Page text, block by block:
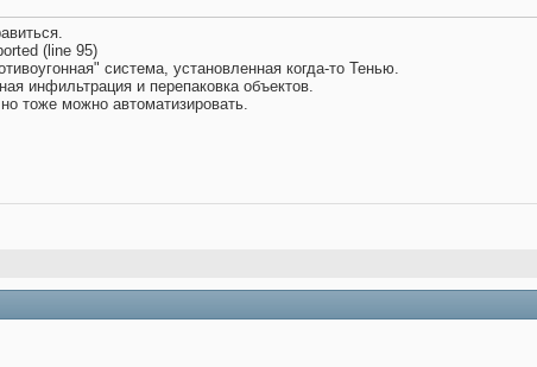
(line 95)
система, установленная когда-то Тенью.
инфильтрация и перепаковка объектов.
тоже можно автоматизировать.